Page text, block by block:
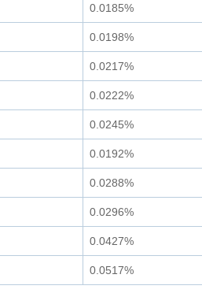
0.0185%
0.0198%
0.0217%
0.0222%
0.0245%
0.0192%
0.0288%
0.0296%
0.0427%
0.0517%